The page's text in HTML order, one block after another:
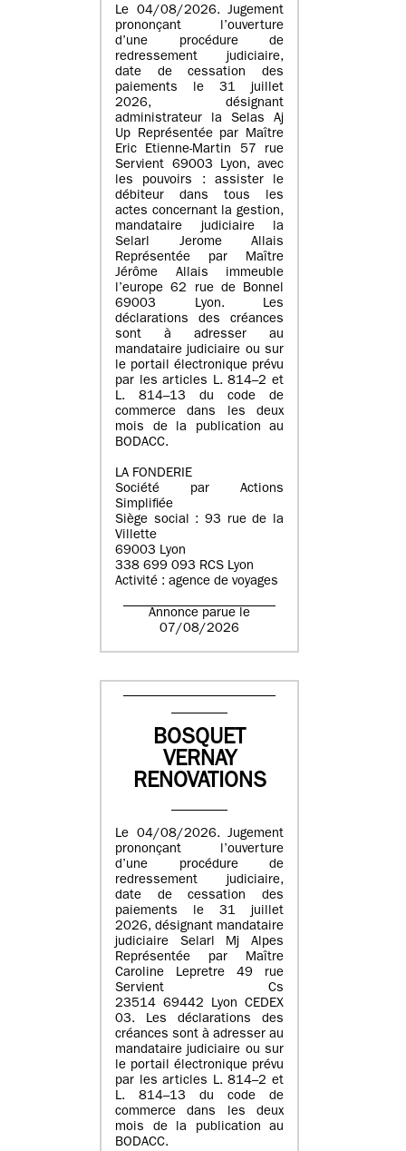
Le 04/08/2026. Jugement
prononçant l’ouverture
d’une procédure de
redressement judiciaire,
date de cessation des
paiements le 31 juillet
2026, désignant
administrateur la Selas Aj
Up Représentée par Maître
Eric Etienne-Martin 57 rue
Servient 69003 Lyon, avec
les pouvoirs : assister le
débiteur dans tous les
actes concernant la gestion,
mandataire judiciaire la
Selarl Jerome Allais
Représentée par Maître
Jérôme Allais immeuble
l’europe 62 rue de Bonnel
69003 Lyon. Les
déclarations des créances
sont à adresser au
mandataire judiciaire ou sur
le portail électronique prévu
par les articles L. 814–2 et
L. 814–13 du code de
commerce dans les deux
mois de la publication au
BODACC.
LA FONDERIE
Société par Actions
Simplifiée
Siège social : 93 rue de la
Villette
69003 Lyon
338 699 093 RCS Lyon
Activité : agence de voyages
Annonce parue le
07/08/2026
BOSQUET
VERNAY
RENOVATIONS
Le 04/08/2026. Jugement
prononçant l’ouverture
d’une procédure de
redressement judiciaire,
date de cessation des
paiements le 31 juillet
2026, désignant mandataire
judiciaire Selarl Mj Alpes
Représentée par Maître
Caroline Lepretre 49 rue
Servient Cs
23514 69442 Lyon CEDEX
03. Les déclarations des
créances sont à adresser au
mandataire judiciaire ou sur
le portail électronique prévu
par les articles L. 814–2 et
L. 814–13 du code de
commerce dans les deux
mois de la publication au
BODACC.